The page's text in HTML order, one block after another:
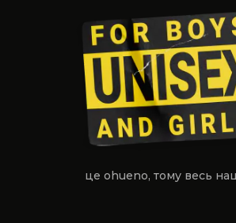
це ohueno, тому весь